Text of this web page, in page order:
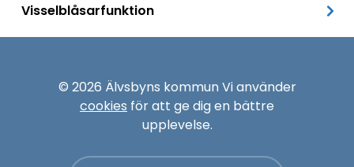
Visselblåsarfunktion
© 2026 Älvsbyns kommun Vi använder
cookies för att ge dig en bättre
upplevelse.